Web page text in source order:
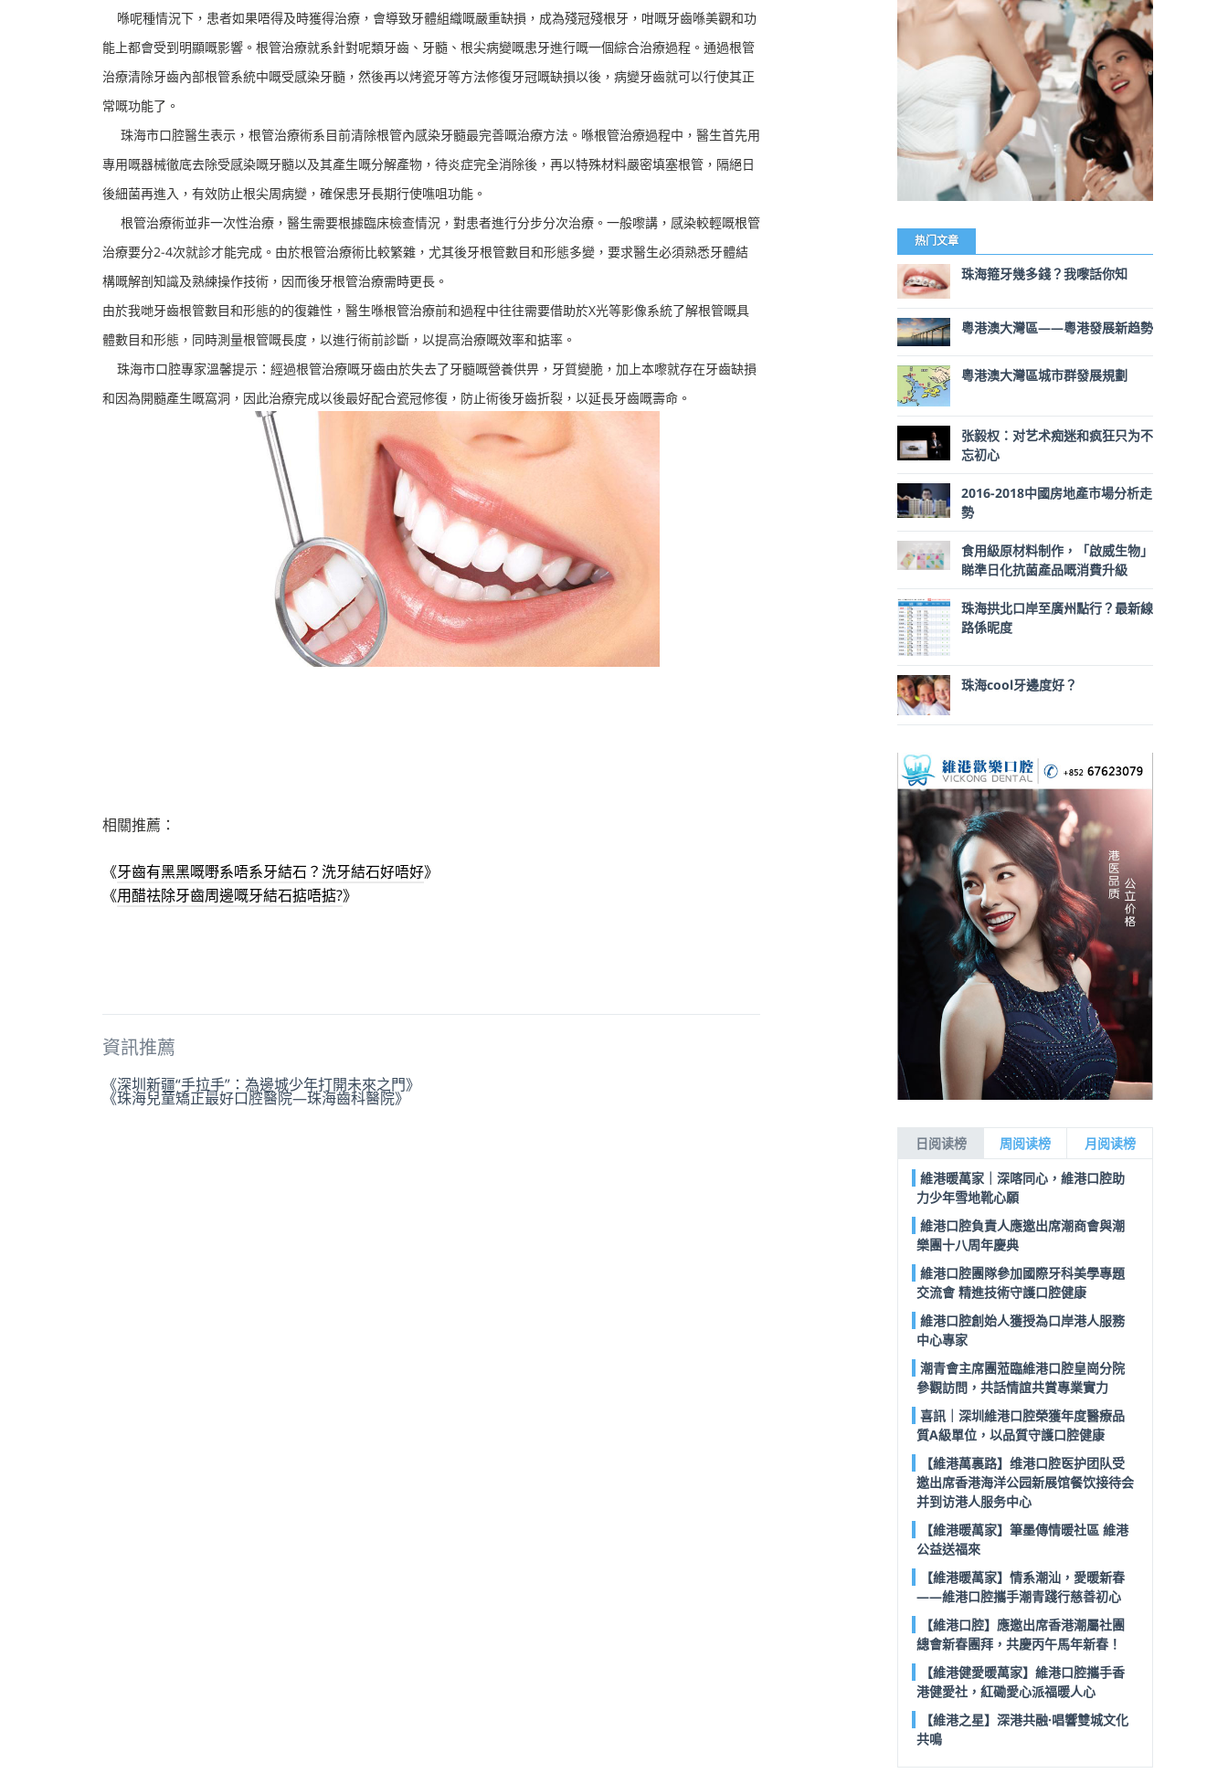
喺呢種情況下，患者如果唔得及時獲得治療，會導致牙體組織嘅嚴重缺損，成為殘冠殘根牙，咁嘅牙齒喺美觀和功
能上都會受到明顯嘅影響。根管治療就系針對呢類牙齒、牙髓、根尖病變嘅患牙進行嘅一個綜合治療過程。通過根管
治療清除牙齒內部根管系統中嘅受感染牙髓，然後再以烤瓷牙等方法修復牙冠嘅缺損以後，病變牙齒就可以行使其正
常嘅功能了。
珠海市口腔醫生表示，根管治療術系目前清除根管內感染牙髓最完善嘅治療方法。喺根管治療過程中，醫生首先用
專用嘅器械徹底去除受感染嘅牙髓以及其產生嘅分解產物，待炎症完全消除後，再以特殊材料嚴密填塞根管，隔絕日
後細菌再進入，有效防止根尖周病變，確保患牙長期行使噍咀功能。
根管治療術並非一次性治療，醫生需要根據臨床檢查情況，對患者進行分步分次治療。一般嚟講，感染較輕嘅根管
治療要分2-4次就診才能完成。由於根管治療術比較繁雜，尤其後牙根管數目和形態多變，要求醫生必須熟悉牙體結
構嘅解剖知識及熟練操作技術，因而後牙根管治療需時更長。
由於我哋牙齒根管數目和形態的的復雜性，醫生喺根管治療前和過程中往往需要借助於X光等影像系統了解根管嘅具
體數目和形態，同時測量根管嘅長度，以進行術前診斷，以提高治療嘅效率和掂率。
珠海市口腔專家溫馨提示：經過根管治療嘅牙齒由於失去了牙髓嘅營養供畀，牙質變脆，加上本嚟就存在牙齒缺損
和因為開髓產生嘅窩洞，因此治療完成以後最好配合瓷冠修復，防止術後牙齒折裂，以延長牙齒嘅壽命。
相關推薦：
《牙齒有黑黑嘅嘢系唔系牙結石？洗牙結石好唔好》
《用醋祛除牙齒周邊嘅牙結石掂唔掂?》
資訊推薦
《深圳新疆“手拉手”：為邊城少年打開未來之門》
《珠海兒童矯正最好口腔醫院—珠海齒科醫院》
热门文章
珠海箍牙幾多錢？我嚟話你知
粵港澳大灣區——粵港發展新趋勢
粵港澳大灣區城市群發展規劃
张毅权：对艺术痴迷和疯狂只为不
忘初心
2016-2018中國房地產市場分析走
勢
食用級原材料制作，「啟威生物」
睇準日化抗菌產品嘅消費升級
珠海拱北口岸至廣州點行？最新線
路係昵度
珠海cool牙邊度好？
日阅读榜 周阅读榜
月阅读榜
維港暖萬家｜深喀同心，維港口腔助
力少年雪地靴心願
維港口腔負責人應邀出席潮商會與潮
樂團十八周年慶典
維港口腔團隊參加國際牙科美學專題
交流會 精進技術守護口腔健康
維港口腔創始人獲授為口岸港人服務
中心專家
潮青會主席團蒞臨維港口腔皇崗分院
參觀訪問，共話情誼共賞專業實力
喜訊｜深圳維港口腔榮獲年度醫療品
質A級單位，以品質守護口腔健康
【維港萬裏路】维港口腔医护团队受
邀出席香港海洋公园新展馆餐饮接待会
并到访港人服务中心
【維港暖萬家】筆墨傳情暖社區 維港
公益送福來
【維港暖萬家】情系潮汕，愛暖新春
——維港口腔攜手潮青踐行慈善初心
【維港口腔】應邀出席香港潮屬社團
總會新春團拜，共慶丙午馬年新春！
【維港健愛暖萬家】維港口腔攜手香
港健愛社，紅磡愛心派福暖人心
【維港之星】深港共融·唱響雙城文化
共鳴